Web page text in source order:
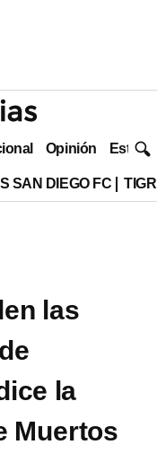
Opinión Estilo
SAN DIEGO FC
las
la
Muertos